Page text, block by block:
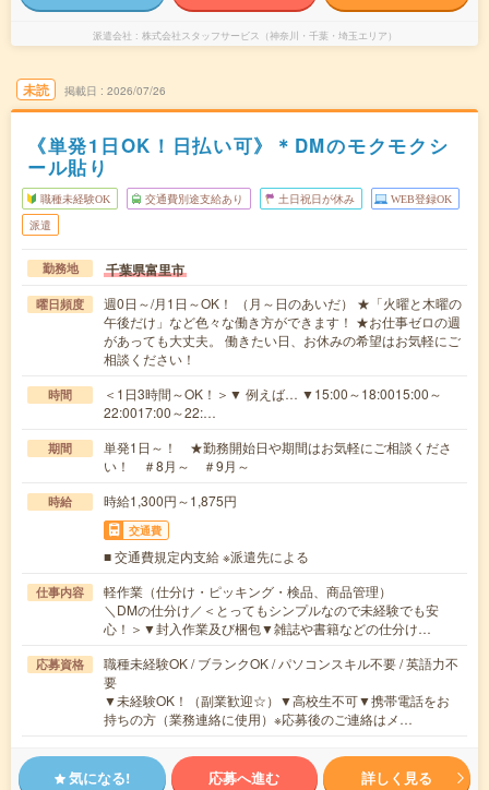
派遣会社 株式会社スタッフサービス（神奈川・千葉・埼玉エリア）
未読 掲載日 2026/07/26
《単発1日OK！日払い可》＊DMのモクモクシ
ール貼り
職種未経験OK 交通費別途支給あり 土日祝日が休み WEB登録OK
派遣
勤務地 千葉県富里市
曜日頻度
週0日～/月1日～OK！ （月～日のあいだ） ★「火曜と木曜の
午後だけ」など色々な働き方ができます！ ★お仕事ゼロの週
があっても大丈夫。 働きたい日、お休みの希望はお気軽にご
相談ください！
時間
＜1日3時間～OK！＞▼ 例えば… ▼15:00～18:0015:00～
22:0017:00～22:…
期間
単発1日～！ ★勤務開始日や期間はお気軽にご相談くださ
い！ ＃8月～ ＃9月～
時給 時給1,300円～1,875円
交通費
■ 交通費規定内支給 ※派遣先による
仕事内容
軽作業（仕分け・ピッキング・検品、商品管理）
＼DMの仕分け／＜とってもシンプルなので未経験でも安
心！＞▼封入作業及び梱包▼雑誌や書籍などの仕分け…
応募資格
職種未経験OK / ブランクOK / パソコンスキル不要 / 英語力不
要
▼未経験OK！（副業歓迎☆）▼高校生不可▼携帯電話をお
持ちの方（業務連絡に使用）※応募後のご連絡はメ…
気になる! 応募へ進む 詳しく見る